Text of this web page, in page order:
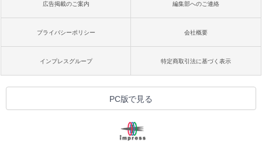
広告掲載のご案内 編集部へのご連絡
プライバシーポリシー 会社概要
インプレスグループ 特定商取引法に基づく表示
PC版で見る